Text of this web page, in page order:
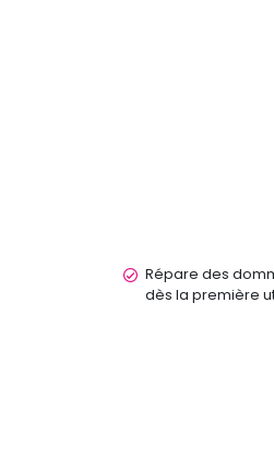
Répare des
dès la première